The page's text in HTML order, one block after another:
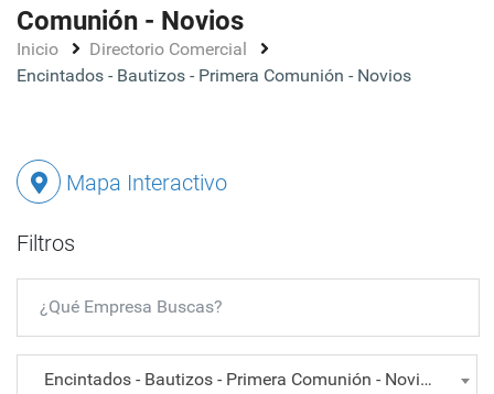
Comunión - Novios
Inicio
Directorio Comercial
Encintados - Bautizos - Primera Comunión - Novios
Mapa Interactivo
Filtros
Encintados - Bautizos - Primera Comunión - Novios